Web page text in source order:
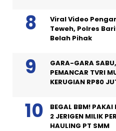
Viral Video
Teweh, Polres
Belah Pihak
GARA-GARA
PEMANCAR TVRI
KERUGIAN RP80
BEGAL BBM!
2 JERIGEN MILIK
HAULING PT SMM